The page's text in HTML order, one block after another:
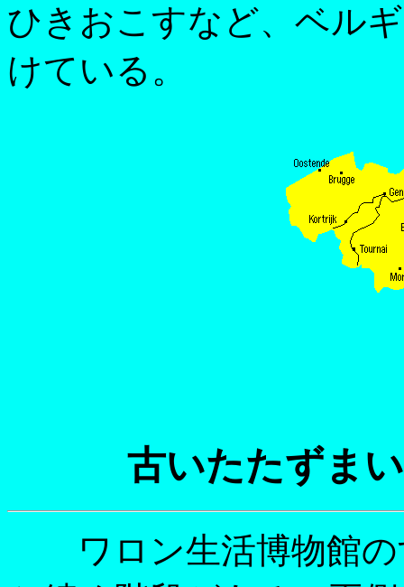
ひきおこすなど、ベル
けている。
古いたたずま
ワロン生活博物館の